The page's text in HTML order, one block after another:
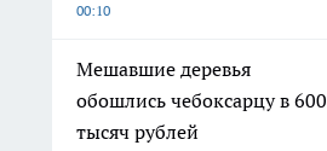
00:10
Мешавшие деревья
обошлись чебоксарцу в 600
тысяч рублей